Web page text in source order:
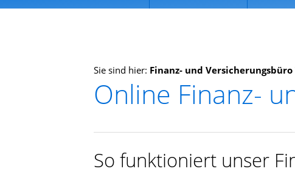
Informations- und
Sehr viele zufriedene Kunden
Kostenlos
Expertensuche in Ihrer Nähe
Sie sind hier: Finanz- und
Online Finanz-
So funktioniert unser